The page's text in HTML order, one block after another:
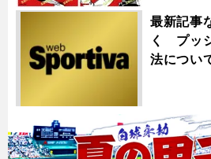
最新記事
く プッ
法につい